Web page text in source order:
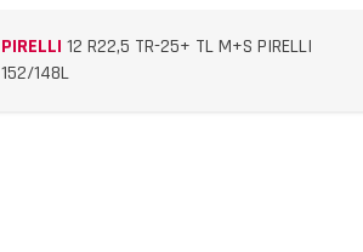
PIRELLI 12 R22,5 TR-25+ TL M+S PIRELLI
152/148L